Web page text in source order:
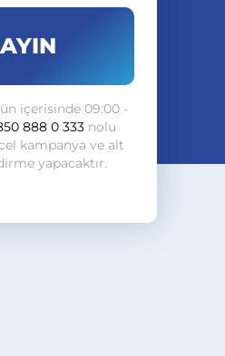
içerisinde 09:00 -
888 0 333 nolu
kampanya ve alt
yapacaktır.